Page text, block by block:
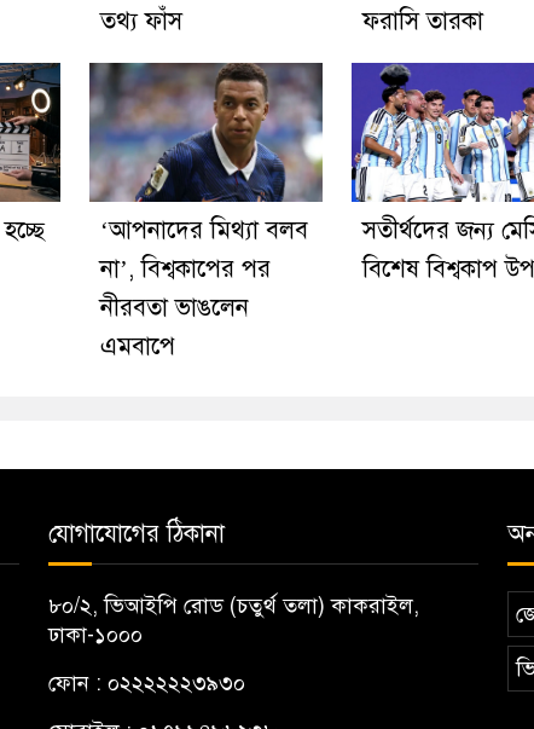
তথ্য ফাঁস
ফরাসি তারকা
‘আপনাদের মিথ্যা বলব
না’, বিশ্বকাপের পর
নীরবতা ভাঙলেন
এমবাপে
সতীর্থদের জন্য
বিশেষ বিশ্বকাপ
যোগাযোগের ঠিকানা
৮০/২, ভিআইপি রোড (চতুর্থ তলা) কাকরাইল,
ঢাকা-১০০০
ফোন : ০২২২২২২৩৯৩০